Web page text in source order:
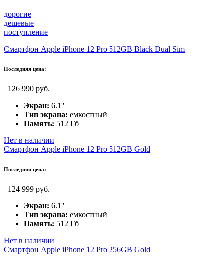
дорогие
дешевые
поступление
Смартфон Apple iPhone 12 Pro 512GB Black Dual Sim
Последняя цена:
126 990 руб.
Экран: 6.1''
Тип экрана: емкостный
Память: 512 Гб
Нет в наличии
Смартфон Apple iPhone 12 Pro 512GB Gold
Последняя цена:
124 999 руб.
Экран: 6.1''
Тип экрана: емкостный
Память: 512 Гб
Нет в наличии
Смартфон Apple iPhone 12 Pro 256GB Gold